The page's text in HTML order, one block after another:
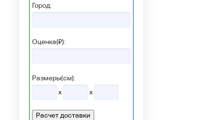
Город:
Оценка(₽):
Размеры(см):
x
x
Расчет доставки